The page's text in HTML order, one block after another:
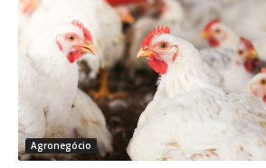
Agronegócio